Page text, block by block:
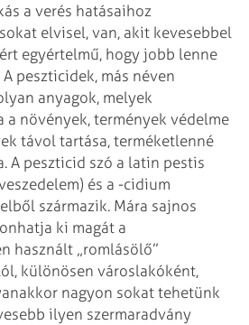
a verés hatásaihoz
elvisel, van, akit kevesebbel
egyértelmű, hogy jobb lenne
peszticidek, más néven
anyagok, melyek
a növények, termények védelme
távol tartása, terméketlenné
A peszticid szó a latin pestis
és a -cidium
származik. Mára sajnos
ki magát a
használt „romlásölő”
különösen városlakóként,
nagyon sokat tehetünk
ilyen szermaradvány